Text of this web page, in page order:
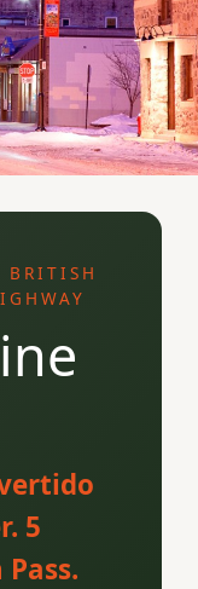
BRITISH
5